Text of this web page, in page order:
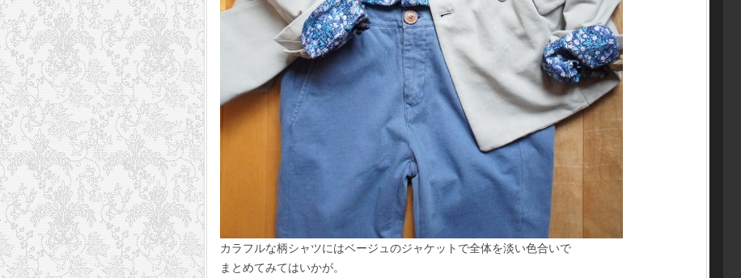
カラフルな柄シャツにはベージュのジャケットで全体を淡い色合いで
まとめてみてはいかが。